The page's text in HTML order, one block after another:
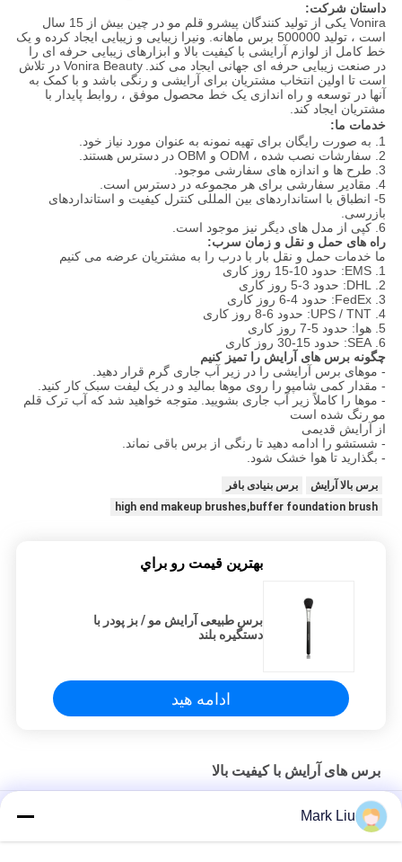
داستان شرکت:
Vonira یکی از تولید کنندگان پیشرو قلم مو در چین بیش از 15 سال
است ، تولید 500000 برس ماهانه. ونیرا زیبایی و زیبایی ایجاد کرده و یک
خط کامل از لوازم آرایشی با کیفیت بالا و ابزارهای زیبایی حرفه ای را
در صنعت زیبایی حرفه ای جهانی ایجاد می کند.
Vonira Beauty در تلاش
است تا اولین انتخاب مشتریان برای آرایشی و رنگی باشد و با کمک به
آنها در توسعه و راه اندازی یک خط محصول موفق ، روابط پایدار با
مشتریان ایجاد کند.
خدمات ما:
1. به صورت رایگان برای تهیه نمونه به عنوان مورد نیاز خود.
2. سفارشات نصب شده ، ODM و OBM در دسترس هستند.
3. طرح ها و اندازه های سفارشی موجود.
4. مقادیر سفارشی برای هر مجموعه در دسترس است.
5- انطباق با استانداردهای بین المللی کنترل کیفیت و استانداردهای
بازرسی.
6. کپی از مدل های دیگر نیز موجود است.
راه های حمل و نقل و زمان سرب:
ما خدمات حمل و نقل بار با درب را به مشتریان عرضه می کنیم
1. EMS: حدود 10-15 روز کاری
2. DHL: حدود 3-5 روز کاری
3. FedEx: حدود 4-6 روز کاری
4. UPS / TNT: حدود 6-8 روز کاری
5. هوا: حدود 5-7 روز کاری
6. SEA: حدود 15-30 روز کاری
چگونه برس های آرایش را تمیز کنیم
- موهای برس آرایشی را در زیر آب جاری گرم قرار دهید.
- مقدار کمی شامپو را روی موها بمالید و در یک لیفت سبک کار کنید.
- موها را کاملاً زیر آب جاری بشویید. متوجه خواهید شد که آب ترک قلم
مو رنگ شده است
از آرایش قدیمی
- شستشو را ادامه دهید تا رنگی از برس باقی نماند.
- بگذارید تا هوا خشک شود.
برس بالا آرایش
برس بنیادی بافر
high end makeup brushes,buffer foundation brush
بهترين قيمت رو براي
برس طبیعی آرایش مو / بز پودر با
دستگیره بلند
ادامه هید
برس های آرایش با کیفیت بالا
برس کاملاً کلاسیک دور آرایش کابوکی با موهای بز نرم
برس آرایش موی بزی فن بزرگ Vonira Beauty / برس آرایشی دسته
Mark Liu